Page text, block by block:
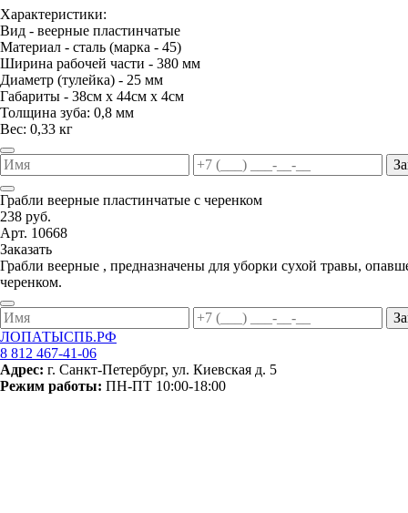
Характеристики:
Вид - веерные пластинчатые
Материал - сталь (марка - 45)
Ширина рабочей части - 380 мм
Диаметр (тулейка) - 25 мм
Габариты - 38см х 44см х 4см
Толщина зуба: 0,8 мм
Вес: 0,33 кг
Грабли веерные пластинчатые с черенком
238 руб.
Арт. 10668
Заказать
Грабли веерные , предназначены для уборки сухой травы,
черенком.
ЛОПАТЫСПБ.РФ
8 812 467-41-06
Адрес: г. Санкт-Петербург, ул. Киевская д. 5
Режим работы: ПН-ПТ 10:00-18:00